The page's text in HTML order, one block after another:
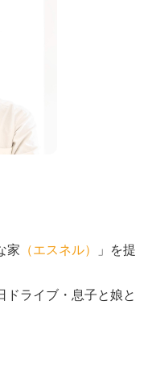
家 （エスネル）
」を提
ドライブ・息子と娘と